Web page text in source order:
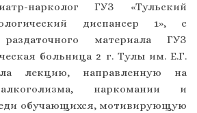
нарколог ГУЗ «Тульский
диспансер 1», с
раздаточного материала ГУЗ
больница 2 г. Тулы им. Е.Г.
лекцию, направленную на
наркомании и
обучающихся, мотивирующую